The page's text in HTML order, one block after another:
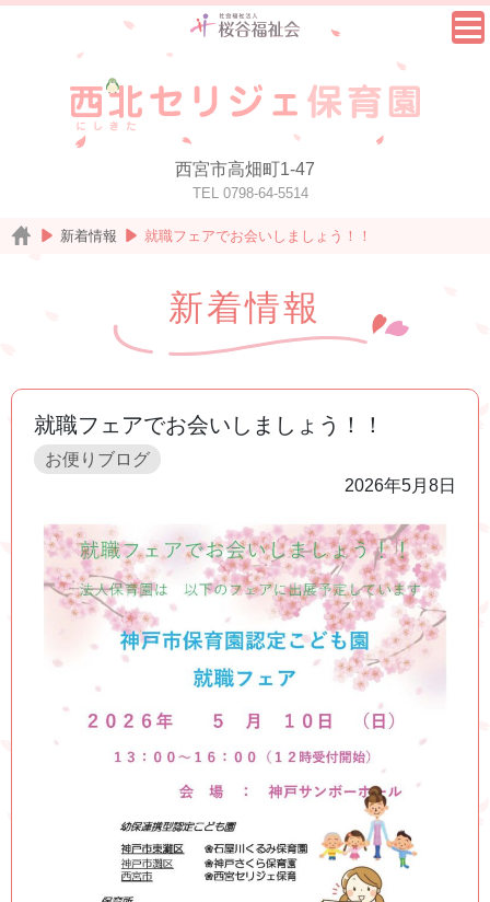
西宮市高畑町1-47
TEL 0798-64-5514
新着情報 就職フェアでお会いしましょう！！
新着情報
就職フェアでお会いしましょう！！
お便りブログ
2026年5月8日